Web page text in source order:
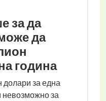
за да
да
година
за една
невозможно за